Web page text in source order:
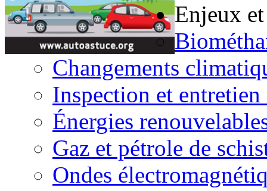
Enjeux
Changements
Inspection et entretien
Énergies
Gaz et pétrole de
Ondes